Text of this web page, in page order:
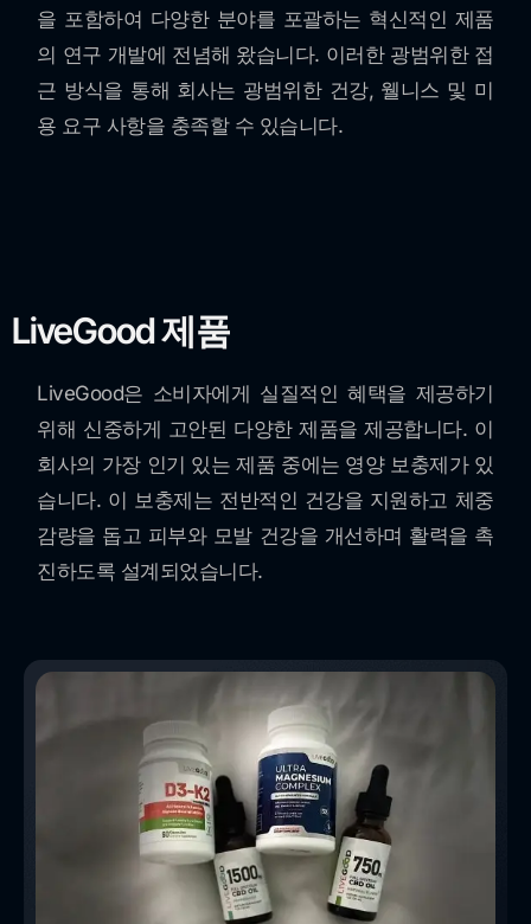
을 포함하여 다양한 분야를 포괄하는 혁신적인 제품
의 연구 개발에 전념해 왔습니다. 이러한 광범위한 접
근 방식을 통해 회사는 광범위한 건강, 웰니스 및 미
용 요구 사항을 충족할 수 있습니다.
LiveGood 제품
LiveGood은 소비자에게 실질적인 혜택을 제공하기
위해 신중하게 고안된 다양한 제품을 제공합니다. 이
회사의 가장 인기 있는 제품 중에는 영양 보충제가 있
습니다. 이 보충제는 전반적인 건강을 지원하고 체중
감량을 돕고 피부와 모발 건강을 개선하며 활력을 촉
진하도록 설계되었습니다.